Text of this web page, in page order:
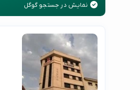
نمایش در جستجو گوگل